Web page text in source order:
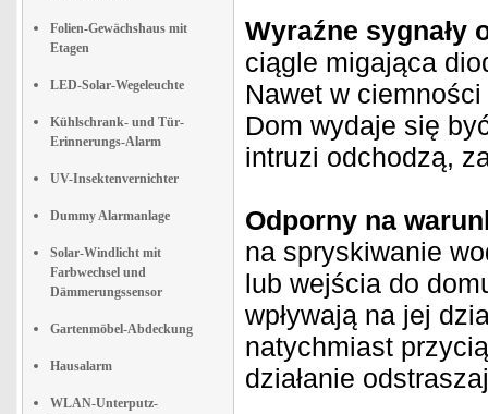
Folien-Gewächshaus mit
Etagen
LED-Solar-Wegeleuchte
Kühlschrank- und Tür-
Erinnerungs-Alarm
UV-Insektenvernichter
Dummy Alarmanlage
Solar-Windlicht mit
Farbwechsel und
Dämmerungssensor
Gartenmöbel-Abdeckung
Hausalarm
WLAN-Unterputz-
Wyraźne sygnały
ciągle migająca
Nawet w
Dom wydaje się
intruzi odchodzą,
Odporny na
na spryskiwanie
lub wejścia do
wpływają na jej
natychmiast
działanie